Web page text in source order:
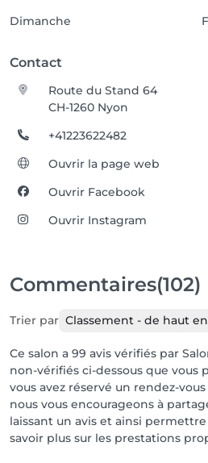
Dimanche
Contact
Route du Stand 64
CH-1260 Nyon
+41223622482
Ouvrir la page web
Ouvrir Facebook
Ouvrir Instagram
Commentaires(102)
Trier par Classement - de haut
Ce salon a 99 avis vérifiés par
non-vérifiés ci-dessous que vous
vous avez réservé un rendez-
nous vous encourageons à
laissant un avis et ainsi
savoir plus sur les prestations